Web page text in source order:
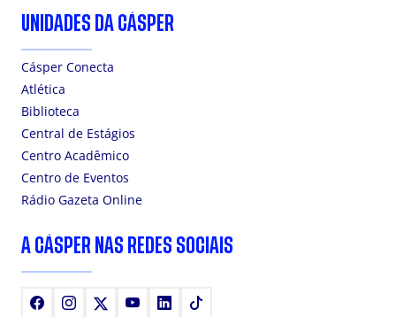
UNIDADES DA CÁSPER
Cásper Conecta
Atlética
Biblioteca
Central de Estágios
Centro Acadêmico
Centro de Eventos
Rádio Gazeta Online
A CÁSPER NAS REDES SOCIAIS
FacebookInstagram YoutubeLinkedIn